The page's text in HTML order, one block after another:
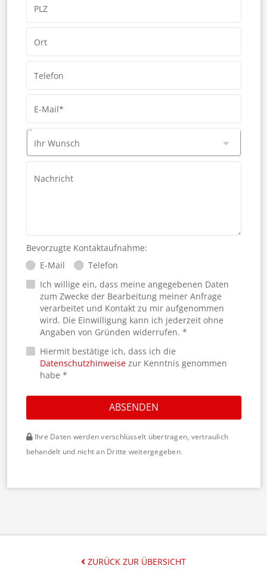
PLZ
Ort
Telefon
E-Mail*
Ihr Wunsch
Nachricht
Bevorzugte Kontaktaufnahme:
E-Mail
Telefon
Ich willige ein, dass meine angegebenen Daten
zum Zwecke der Bearbeitung meiner Anfrage
verarbeitet und Kontakt zu mir aufgenommen
wird. Die Einwilligung kann ich jederzeit ohne
Angaben von Gründen widerrufen. *
Hiermit bestätige ich, dass ich die
Datenschutzhinweisezur Kenntnis genommen
habe *
ABSENDEN
Ihre Daten werden verschlüsselt übertragen, vertraulich
behandelt und nicht an Dritte weitergegeben.
ZURÜCK ZUR ÜBERSICHT